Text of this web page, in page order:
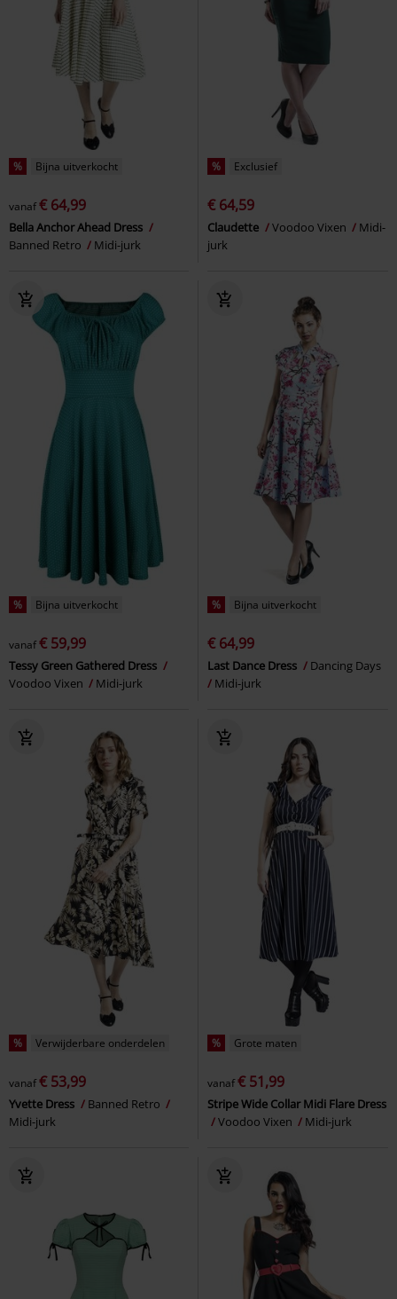
% Bijna uitverkocht
vanaf€ 64,99
Bella Anchor Ahead Dress
Banned Retro
Midi-jurk
% Exclusief
€ 64,59
Claudette Voodoo Vixen
Midi-
jurk
% Bijna uitverkocht
vanaf€ 59,99
Tessy Green Gathered Dress
Voodoo Vixen
Midi-jurk
% Bijna uitverkocht
€ 64,99
Last Dance Dress
Dancing Days
Midi-jurk
% Verwijderbare onderdelen
vanaf€ 53,99
Yvette Dress
Banned Retro
Midi-jurk
% Grote maten
vanaf€ 51,99
Stripe Wide Collar Midi Flare Dress
Voodoo Vixen
Midi-jurk